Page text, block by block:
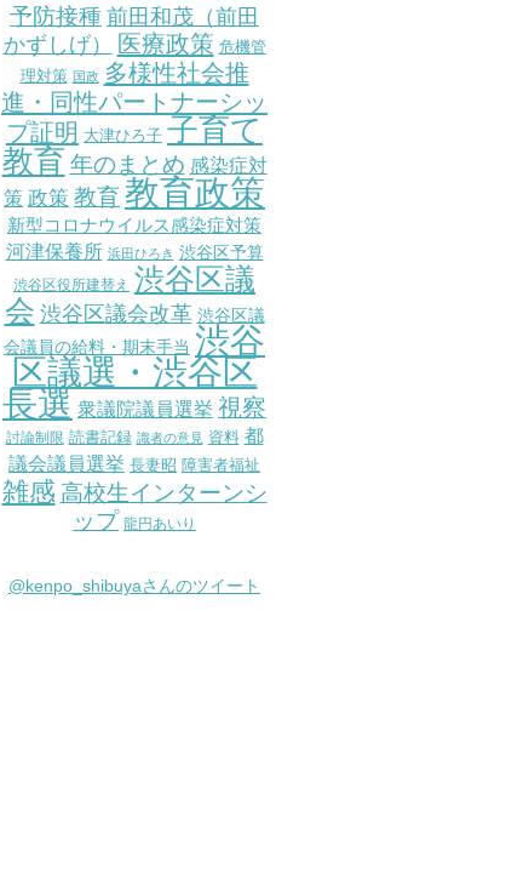
予防接種 前田和茂（前田
かずしげ）
医療政策 危機管
理対策 国政 多様性社会推
進・同性パートナーシッ
プ証明 大津ひろ子 子育て
教育 年のまとめ 感染症対
策 政策 教育教育政策
新型コロナウイルス感染症対策
河津保養所 浜田ひろき 渋谷区予算
渋谷区役所建替え 渋谷区議
会 渋谷区議会改革 渋谷区議
会議員の給料・期末手当 渋谷
区議選・渋谷区
長選 衆議院議員選挙 視察
討論制限 読書記録 識者の意見 資料 都
議会議員選挙 長妻昭 障害者福祉
雑感 高校生インターンシ
ップ 龍円あいり
@kenpo_shibuyaさんのツイート